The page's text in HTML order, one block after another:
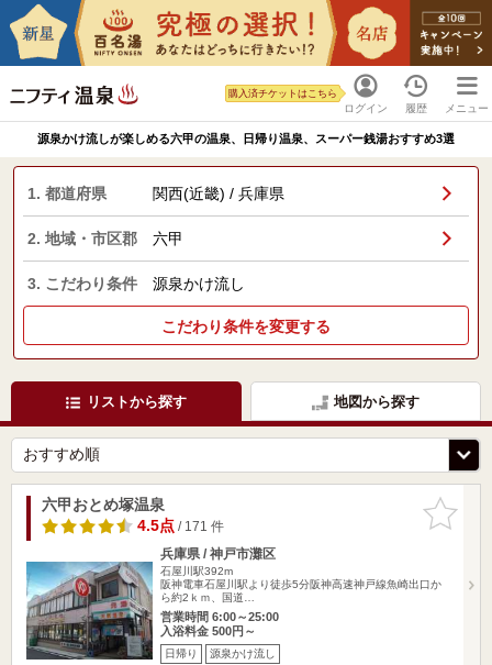
ログイン
購入済チケットはこちら
履歴 メニュー
源泉かけ流しが楽しめる六甲の温泉、日帰り温泉、スーパー銭湯おすすめ3選
1. 都道府県 関西(近畿) / 兵庫県
2. 地域・市区郡 六甲
3. こだわり条件 源泉かけ流し
こだわり条件を変更する
リストから探す 地図から探す
お気に入
りに追加
六甲おとめ塚温泉
4.5点/ 171 件
兵庫県 / 神戸市灘区
石屋川駅392m
阪神電車石屋川駅より徒歩5分阪神高速神戸線魚崎出口か
ら約2ｋｍ、国道…
営業時間 6:00～25:00
入浴料金 500円～
日帰り 源泉かけ流し